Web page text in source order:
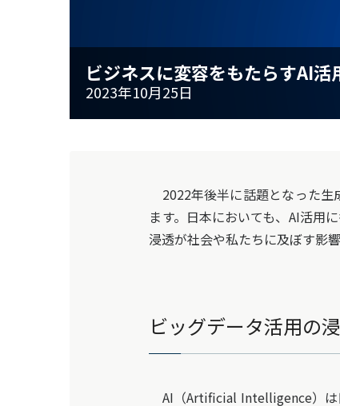
ビジネスに変容をもたらすAI活
2023年10月25日
2022年後半に話題となった生
ます。日本においても、AI活用
浸透が社会や私たちに及ぼす影
ビッグデータ活用の
AI（Artificial Intelligence）は